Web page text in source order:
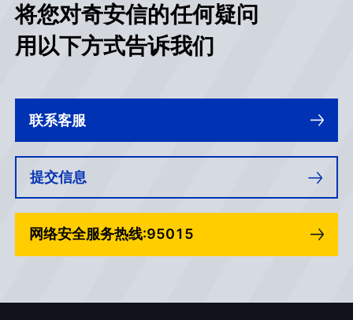
将您对奇安信的任何疑问
用以下方式告诉我们
联系客服
提交信息
网络安全服务热线:95015